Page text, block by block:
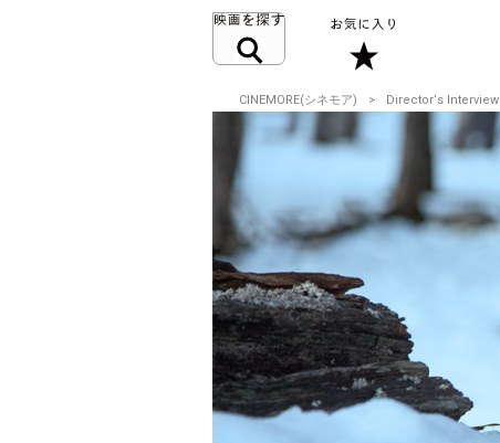
CINEMORE(シネモア) Director‘s Interview